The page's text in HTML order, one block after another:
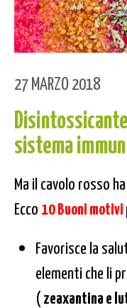
27 MARZO 2018
sistema
Ma il cavolo rosso
Ecco 10 Buoni motivi
Favorisce la
elementi che li
(zeaxantina e